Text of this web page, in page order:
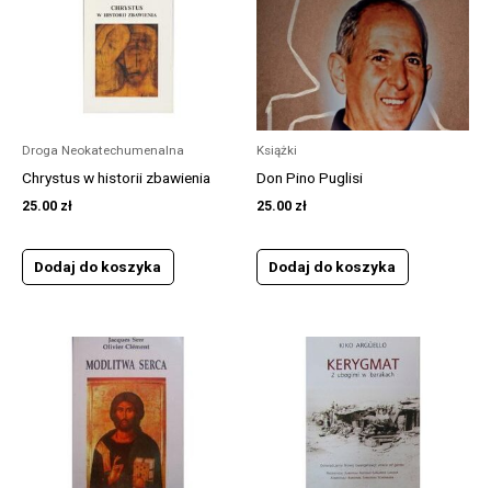
Droga Neokatechumenalna
Chrystus w historii zbawienia
25.00 zł
Dodaj do koszyka
Książki
Don Pino Puglisi
25.00 zł
Dodaj do koszyka